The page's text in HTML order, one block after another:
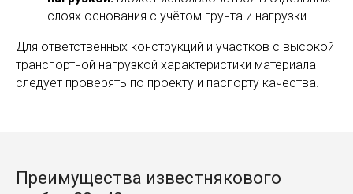
слоях основания с учётом грунта и нагрузки.
Для ответственных конструкций и участков с высокой
транспортной нагрузкой характеристики материала
следует проверять по проекту и паспорту качества.
Преимущества известнякового